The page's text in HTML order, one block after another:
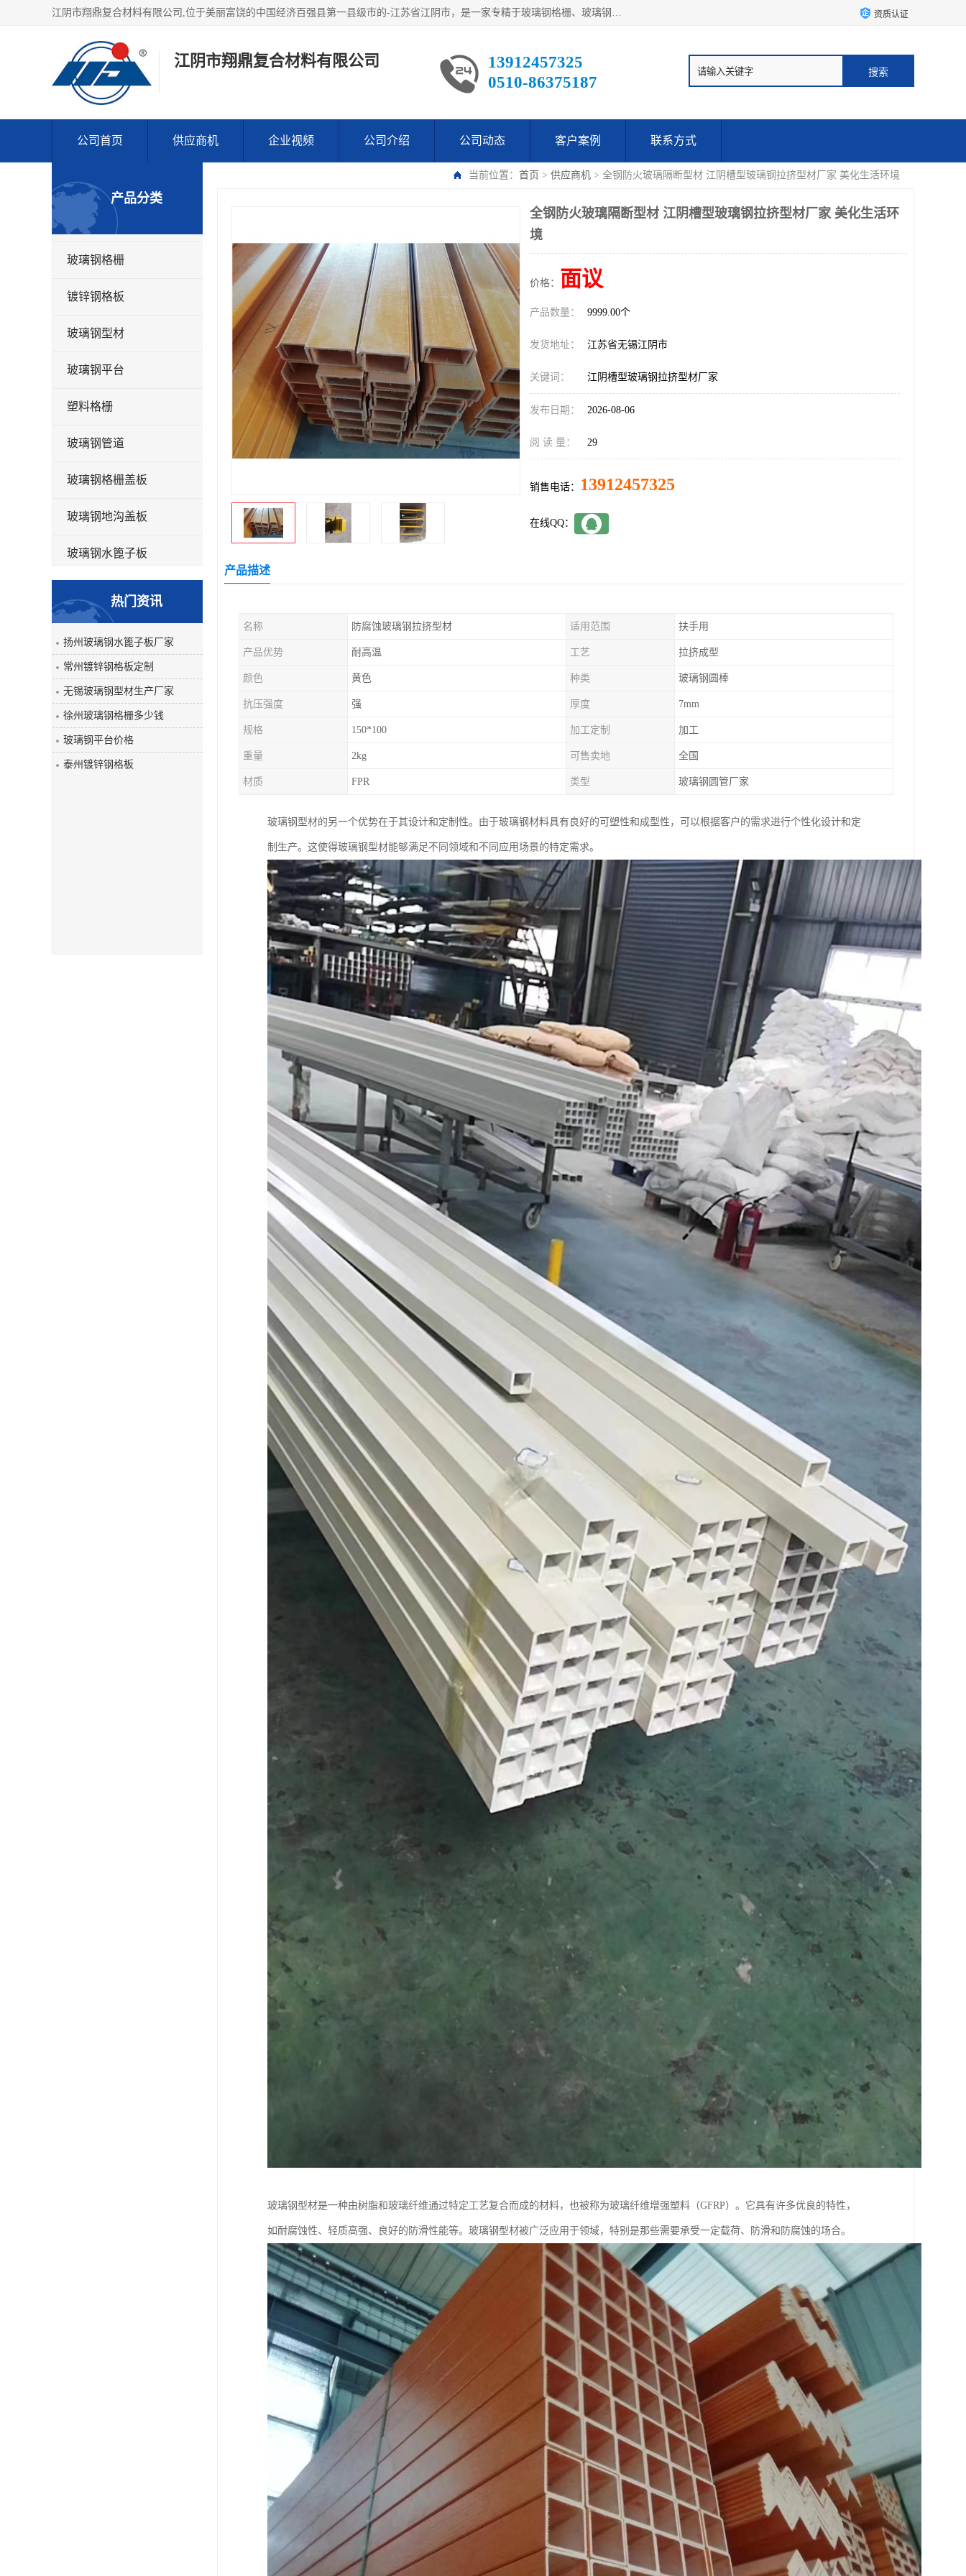
江阴市翔鼎复合材料有限公司,位于美丽富饶的中国经济百强县第一县级市的-江苏省江阴市，是一家专精于玻璃钢格栅、玻璃钢新材料,镀锌钢格板，机械设备生产制造及研发的科技型企业；公司产品已销往了世界多个国家和地区，公司人决心加倍努力愿与广大社会同仁精诚合作共创辉煌！ 资质认证
江阴市翔鼎复合材料有限公司
13912457325
0510-86375187
公司首页 供应商机 企业视频 公司介绍 公司动态 客户案例 联系方式
当前位置： 首页 > 供应商机 > 全钢防火玻璃隔断型材 江阴槽型玻璃钢拉挤型材厂家 美化生活环境
产品分类
玻璃钢格栅
镀锌钢格板
玻璃钢型材
玻璃钢平台
塑料格栅
玻璃钢管道
玻璃钢格栅盖板
玻璃钢地沟盖板
玻璃钢水篦子板
玻璃钢平板
玻璃钢盖板
热门资讯
扬州玻璃钢水篦子板厂家
常州镀锌钢格板定制
无锡玻璃钢型材生产厂家
徐州玻璃钢格栅多少钱
玻璃钢平台价格
泰州镀锌钢格板
全钢防火玻璃隔断型材 江阴槽型玻璃钢拉挤型材厂家 美化生活环
境
价格： 面议
产品数量： 9999.00个
发货地址： 江苏省无锡江阴市
关键词： 江阴槽型玻璃钢拉挤型材厂家
发布日期： 2026-08-06
阅 读 量： 29
销售电话： 13912457325
在线QQ：
产品描述
名称 防腐蚀玻璃钢拉挤型材 适用范围 扶手用
产品优势 耐高温 工艺 拉挤成型
颜色 黄色 种类 玻璃钢圆棒
抗压强度 强 厚度 7mm
规格 150*100 加工定制 加工
重量 2kg 可售卖地 全国
材质 FPR 类型 玻璃钢圆管厂家
玻璃钢型材的另一个优势在于其设计和定制性。由于玻璃钢材料具有良好的可塑性和成型性，可以根据客户的需求进行个性化设计和定
制生产。这使得玻璃钢型材能够满足不同领域和不同应用场景的特定需求。
玻璃钢型材是一种由树脂和玻璃纤维通过特定工艺复合而成的材料，也被称为玻璃纤维增强塑料（GFRP）。它具有许多优良的特性，
如耐腐蚀性、轻质高强、良好的防滑性能等。玻璃钢型材被广泛应用于领域，特别是那些需要承受一定载荷、防滑和防腐蚀的场合。